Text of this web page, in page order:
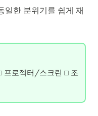
일한 분위기를 쉽게 재
프로젝터/스크린 □ 조